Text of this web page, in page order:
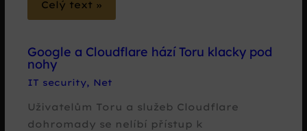
Celý text »
Google a Cloudflare hází Toru klacky pod
nohy
IT security, Net
Uživatelům Toru a služeb Cloudflare
dohromady se nelíbí přístup k